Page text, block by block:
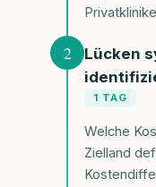
2
Lücken
1 TAG
Welche
Zielland